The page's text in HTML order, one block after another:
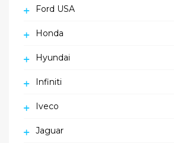
Ford USA
Honda
Hyundai
Infiniti
Iveco
Jaguar